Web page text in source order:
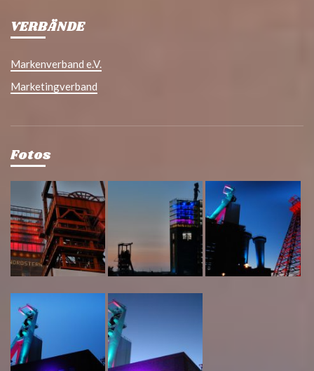
VERBÄNDE
Markenverband e.V.
Marketingverband
Fotos